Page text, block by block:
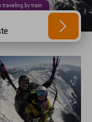
traveling by train